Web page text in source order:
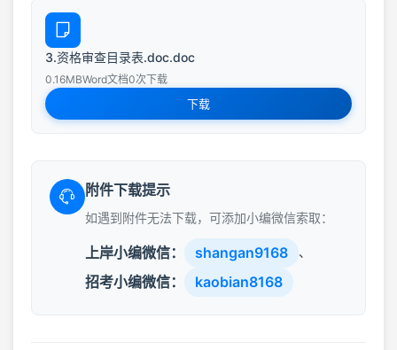
3.资格审查目录表.doc.doc
0.16MBWord文档0次下载
下载
附件下载提示
如遇到附件无法下载，可添加小编微信索取：
上岸小编微信： shangan9168 、
招考小编微信： kaobian8168